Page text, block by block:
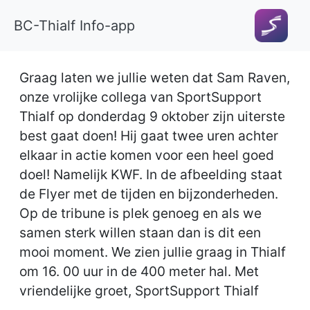
BC-Thialf Info-app
Graag laten we jullie weten dat Sam Raven,
onze vrolijke collega van SportSupport
Thialf op donderdag 9 oktober zijn uiterste
best gaat doen! Hij gaat twee uren achter
elkaar in actie komen voor een heel goed
doel! Namelijk KWF. In de afbeelding staat
de Flyer met de tijden en bijzonderheden.
Op de tribune is plek genoeg en als we
samen sterk willen staan dan is dit een
mooi moment. We zien jullie graag in Thialf
om 16. 00 uur in de 400 meter hal. Met
vriendelijke groet, SportSupport Thialf